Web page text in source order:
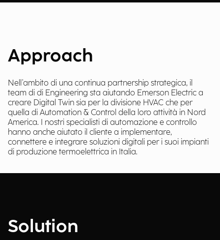
Approach
Nell'ambito di una continua partnership strategica, il
team di di Engineering sta aiutando Emerson Electric a
creare Digital Twin sia per la divisione HVAC che per
quella di Automation & Control della loro attività in Nord
America. I nostri specialisti di automazione e controllo
hanno anche aiutato il cliente a implementare,
connettere e integrare soluzioni digitali per i suoi impianti
di produzione termoelettrica in Italia.
Solution